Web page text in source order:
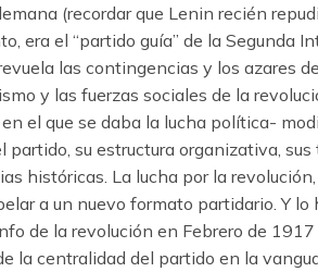
(recordar que Lenin recién
era el “partido guía” de la Segunda
las contingencias y los azares
y las fuerzas sociales de la
el que se daba la lucha política-
partido, su estructura organizativa,
históricas. La lucha por la
a un nuevo formato partidario. Y lo
de la revolución en Febrero de
la centralidad del partido en la